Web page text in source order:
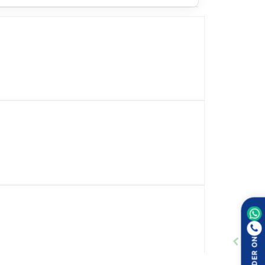
– छातीत होणारा वेदना / chest pain) कमी
ORDER ON